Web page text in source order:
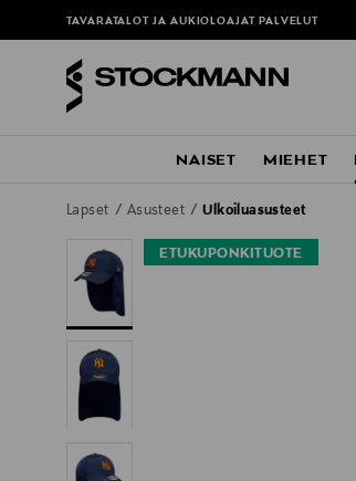
TAVARATALOT JA AUKIOLOAJAT PALVELUT
NAISET MIEHET
Lapset Asusteet Ulkoiluasusteet
ETUKUPONKITUOTE